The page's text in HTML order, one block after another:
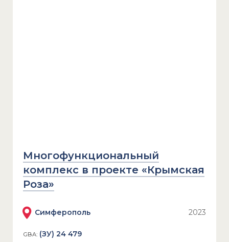
Многофункциональный
комплекс в проекте «Крымская
Роза»
Симферополь 2023
GBA: (ЗУ) 24 479